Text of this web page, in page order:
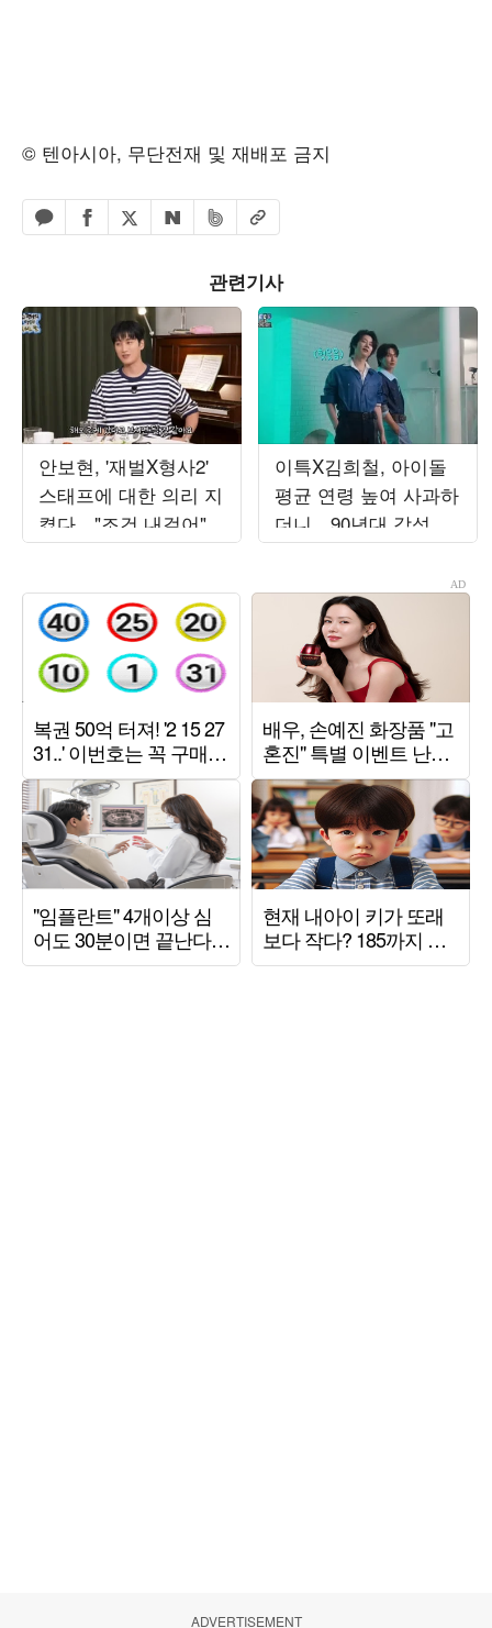
© 텐아시아, 무단전재 및 재배포 금지
카카오톡 공유하기
페이스북 공유하기
엑스 공유하기
네이버 공유하기
밴드 공유하기
URL복사
관련기사
안보현, '재벌X형사2'
스태프에 대한 의리 지
켰다…"조건 내걸어"
상남자 면모 ('목요일
이특X김희철, 아이돌
평균 연령 높여 사과하
더니…90년대 감성 재
해석 ('트기트기 이특')
ADVERTISEMENT